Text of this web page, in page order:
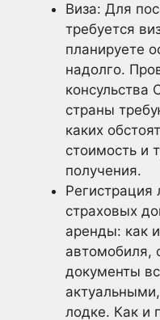
Виза: Для
требуется
планируете
надолго.
консульства
страны
каких
стоимость и
получения.
страховых
аренды: как
автомобиля,
документы
лодке. Как и